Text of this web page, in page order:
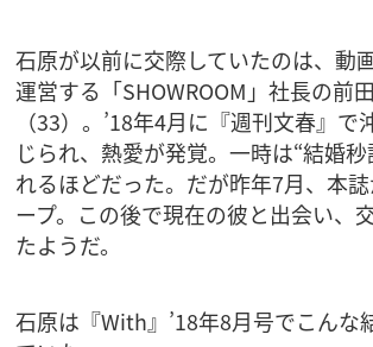
石原が以前に交際していたのは、動
運営する「SHOWROOM」社長の前
（33）。’18年4月に『週刊文春』で
じられ、熱愛が発覚。一時は“結婚
れるほどだった。だが昨年7月、本
ープ。この後で現在の彼と出会い、
たようだ。
石原は『With』’18年8月号でこんな